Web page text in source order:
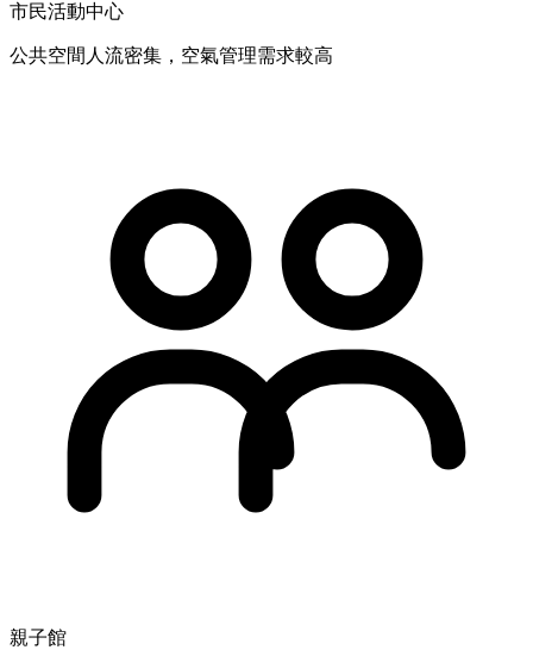
市民活動中心
公共空間人流密集，空氣管理需求較高
親子館